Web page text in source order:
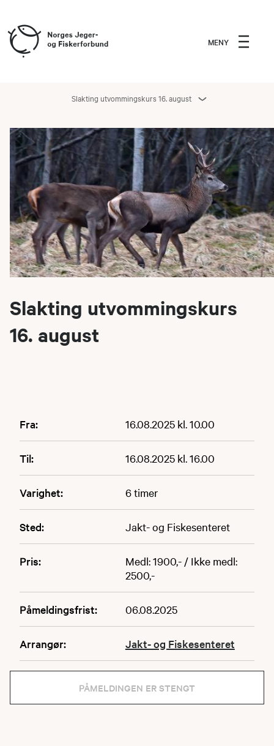
MENY
Slakting utvommingskurs 16. august
Slakting utvommingskurs
16. august
Fra: 16.08.2025 kl. 10.00
Til: 16.08.2025 kl. 16.00
Varighet: 6 timer
Sted: Jakt- og Fiskesenteret
Pris:
Medl: 1900,- / Ikke medl:
2500,-
Påmeldingsfrist: 06.08.2025
Arrangør: Jakt- og Fiskesenteret
PÅMELDINGEN ER STENGT